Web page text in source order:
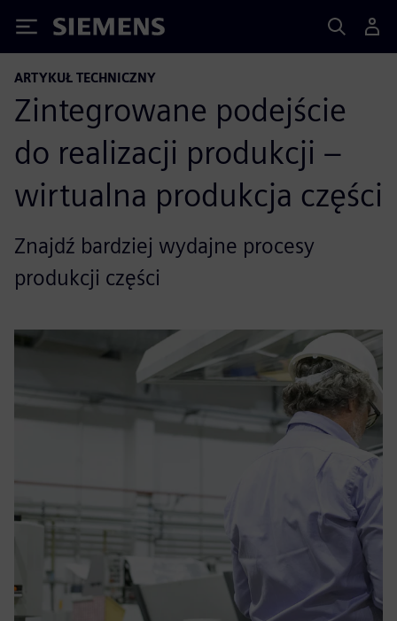
Siemens
ARTYKUŁ TECHNICZNY
Zintegrowane podejście
do realizacji produkcji –
wirtualna produkcja części
Znajdź bardziej wydajne procesy
produkcji części